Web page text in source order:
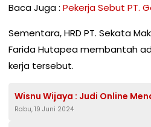
Baca Juga : Pekerja Sebut PT.
Sementara, HRD PT. Sekata
Farida Hutapea membantah
kerja tersebut.
Wisnu Wijaya : Judi Online
Rabu, 19 Juni 2024